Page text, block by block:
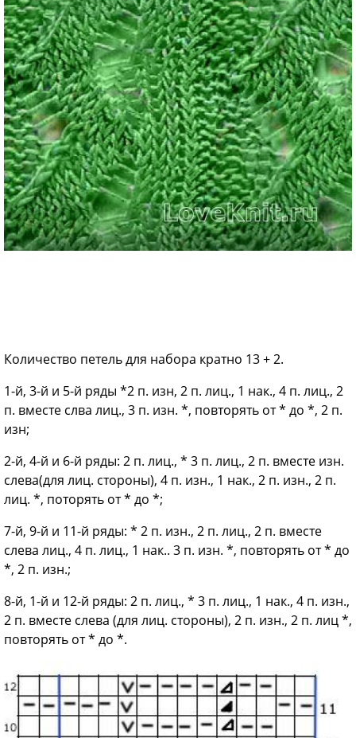
Количество петель для набора кратно 13 + 2.
1-й, 3-й и 5-й ряды *2 п. изн, 2 п. лиц., 1 нак., 4 п. лиц., 2
п. вместе слва лиц., 3 п. изн. *, повторять от * до *, 2 п.
изн;
2-й, 4-й и 6-й ряды: 2 п. лиц., * 3 п. лиц., 2 п. вместе изн.
слева(для лиц. стороны), 4 п. изн., 1 нак., 2 п. изн., 2 п.
лиц. *, поторять от * до *;
7-й, 9-й и 11-й ряды: * 2 п. изн., 2 п. лиц., 2 п. вместе
слева лиц., 4 п. лиц., 1 нак.. 3 п. изн. *, повторять от * до
*, 2 п. изн.;
8-й, 1-й и 12-й ряды: 2 п. лиц., * 3 п. лиц., 1 нак., 4 п. изн.,
2 п. вместе слева (для лиц. стороны), 2 п. изн., 2 п. лиц *,
повторять от * до *.